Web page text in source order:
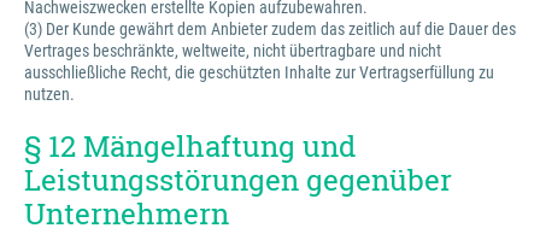
Nachweiszwecken erstellte Kopien aufzubewahren.
(3) Der Kunde gewährt dem Anbieter zudem das zeitlich auf die Dauer des
Vertrages beschränkte, weltweite, nicht übertragbare und nicht
ausschließliche Recht, die geschützten Inhalte zur Vertragserfüllung zu
nutzen.
§ 12 Mängelhaftung und
Leistungsstörungen gegenüber
Unternehmern